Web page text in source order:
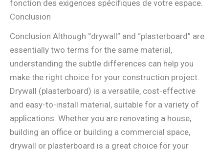
fonction des exigences spécifiques de votre espace.
Conclusion
Conclusion Although “drywall” and “plasterboard” are
essentially two terms for the same material,
understanding the subtle differences can help you
make the right choice for your construction project.
Drywall (plasterboard) is a versatile, cost-effective
and easy-to-install material, suitable for a variety of
applications. Whether you are renovating a house,
building an office or building a commercial space,
drywall or plasterboard is a great choice for your